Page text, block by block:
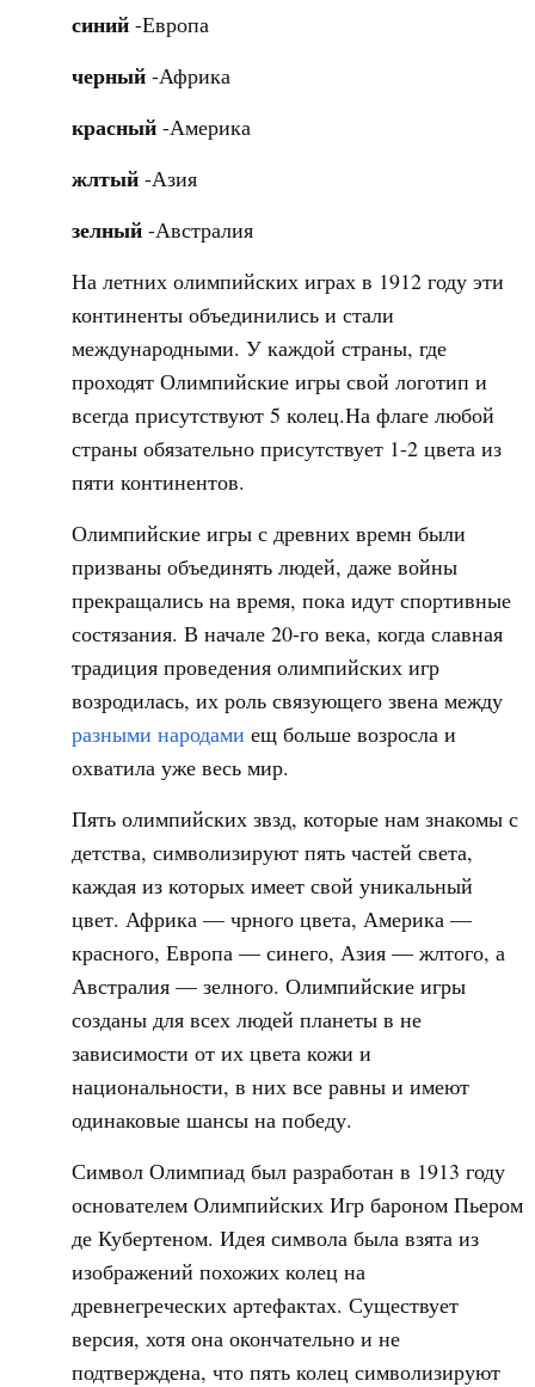
синий -Европа
черный -Африка
красный -Америка
жлтый -Азия
зелный -Австралия
На летних олимпийских играх в 1912 году эти
континенты объединились и стали
международными. У каждой страны, где
проходят Олимпийские игры свой логотип и
всегда присутствуют 5 колец.На флаге любой
страны обязательно присутствует 1-2 цвета из
пяти континентов.
Олимпийские игры с древних времн были
призваны объединять людей, даже войны
прекращались на время, пока идут спортивные
состязания. В начале 20-го века, когда славная
традиция проведения олимпийских игр
возродилась, их роль связующего звена между
разными народами ещ больше возросла и
охватила уже весь мир.
Пять олимпийских звзд, которые нам знакомы с
детства, символизируют пять частей света,
каждая из которых имеет свой уникальный
цвет. Африка — чрного цвета, Америка —
красного, Европа — синего, Азия — жлтого, а
Австралия — зелного. Олимпийские игры
созданы для всех людей планеты в не
зависимости от их цвета кожи и
национальности, в них все равны и имеют
одинаковые шансы на победу.
Символ Олимпиад был разработан в 1913 году
основателем Олимпийских Игр бароном Пьером
де Кубертеном. Идея символа была взята из
изображений похожих колец на
древнегреческих артефактах. Существует
версия, хотя она окончательно и не
подтверждена, что пять колец символизируют